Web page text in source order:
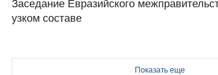
Заседание Евразийского
узком составе
Показать еще